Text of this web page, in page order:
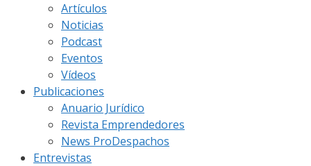
Artículos
Noticias
Podcast
Eventos
Vídeos
Publicaciones
Anuario Jurídico
Revista Emprendedores
News ProDespachos
Entrevistas